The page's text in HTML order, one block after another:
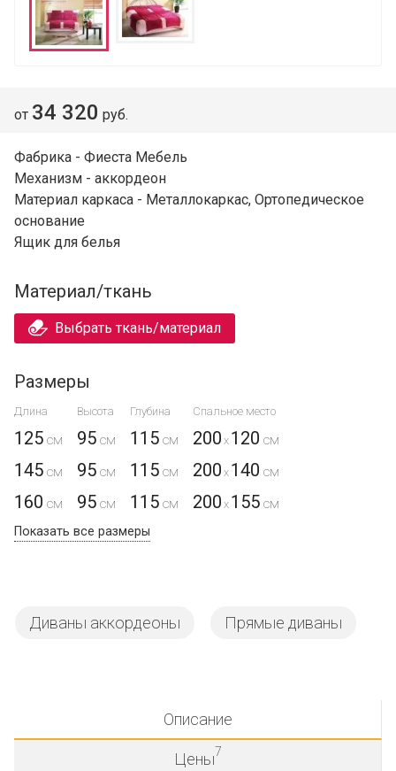
от 34 320 руб.
Фабрика - Фиеста Мебель
Механизм - аккордеон
Материал каркаса - Металлокаркас, Ортопедическое
основание
Ящик для белья
Материал/ткань
Выбрать ткань/материал
Размеры
Длина Высота Глубина Спальное место
125 95 115 200 x 120
145
95 115 200 x 140
160
95 115 200 x 155
Показать все размеры
Диваны аккордеоны Прямые диваны
Описание
Цены7